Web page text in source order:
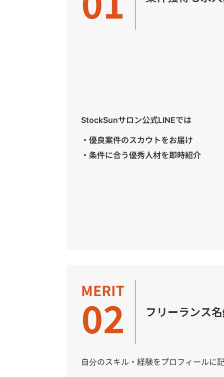
StockSunサロン公式LINEでは
・優良案件のスカウトをお届け
・条件に合う優秀人材を即時紹介
フリーランス
自分のスキル・経験をプロフィールに